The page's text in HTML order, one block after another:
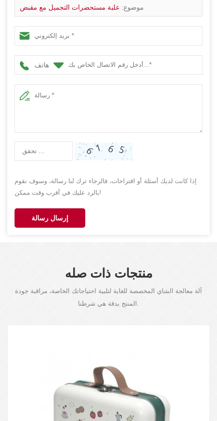
موضوع: علبة مستحضرات التجميل مع مقبض
هاتف
إذا كانت لديك أسئلة أو اقتراحات، فالرجاء ترك لنا رسالة، وسوف نقوم
بالرد عليك في أقرب وقت ممكن!
إرسال رسالة
منتجات ذات صله
آلة معالجة الشاي المخصصة للغاية لتلبية احتياجاتك الخاصة، مراقبة جودة